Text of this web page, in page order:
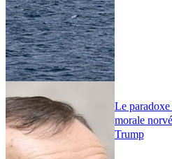
Le
morale
Trump